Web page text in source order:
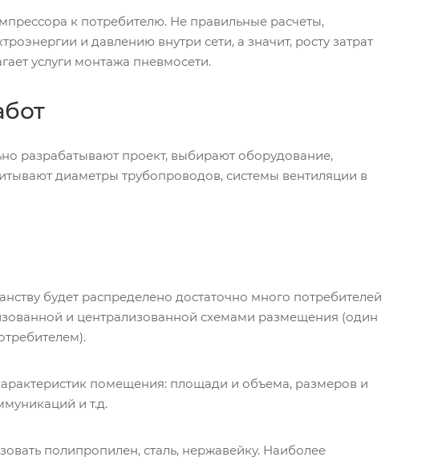
к потребителю. Не правильные расчеты,
и давлению внутри сети, а значит, росту затрат
услуги монтажа пневмосети.
разрабатывают проект, выбирают оборудование,
диаметры трубопроводов, системы вентиляции в
будет распределено достаточно много потребителей
и централизованной схемами размещения (один
помещения: площади и объема, размеров и
и т.д.
полипропилен, сталь, нержавейку. Наиболее